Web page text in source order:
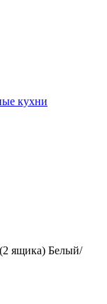
кухни
ящика) Белый/